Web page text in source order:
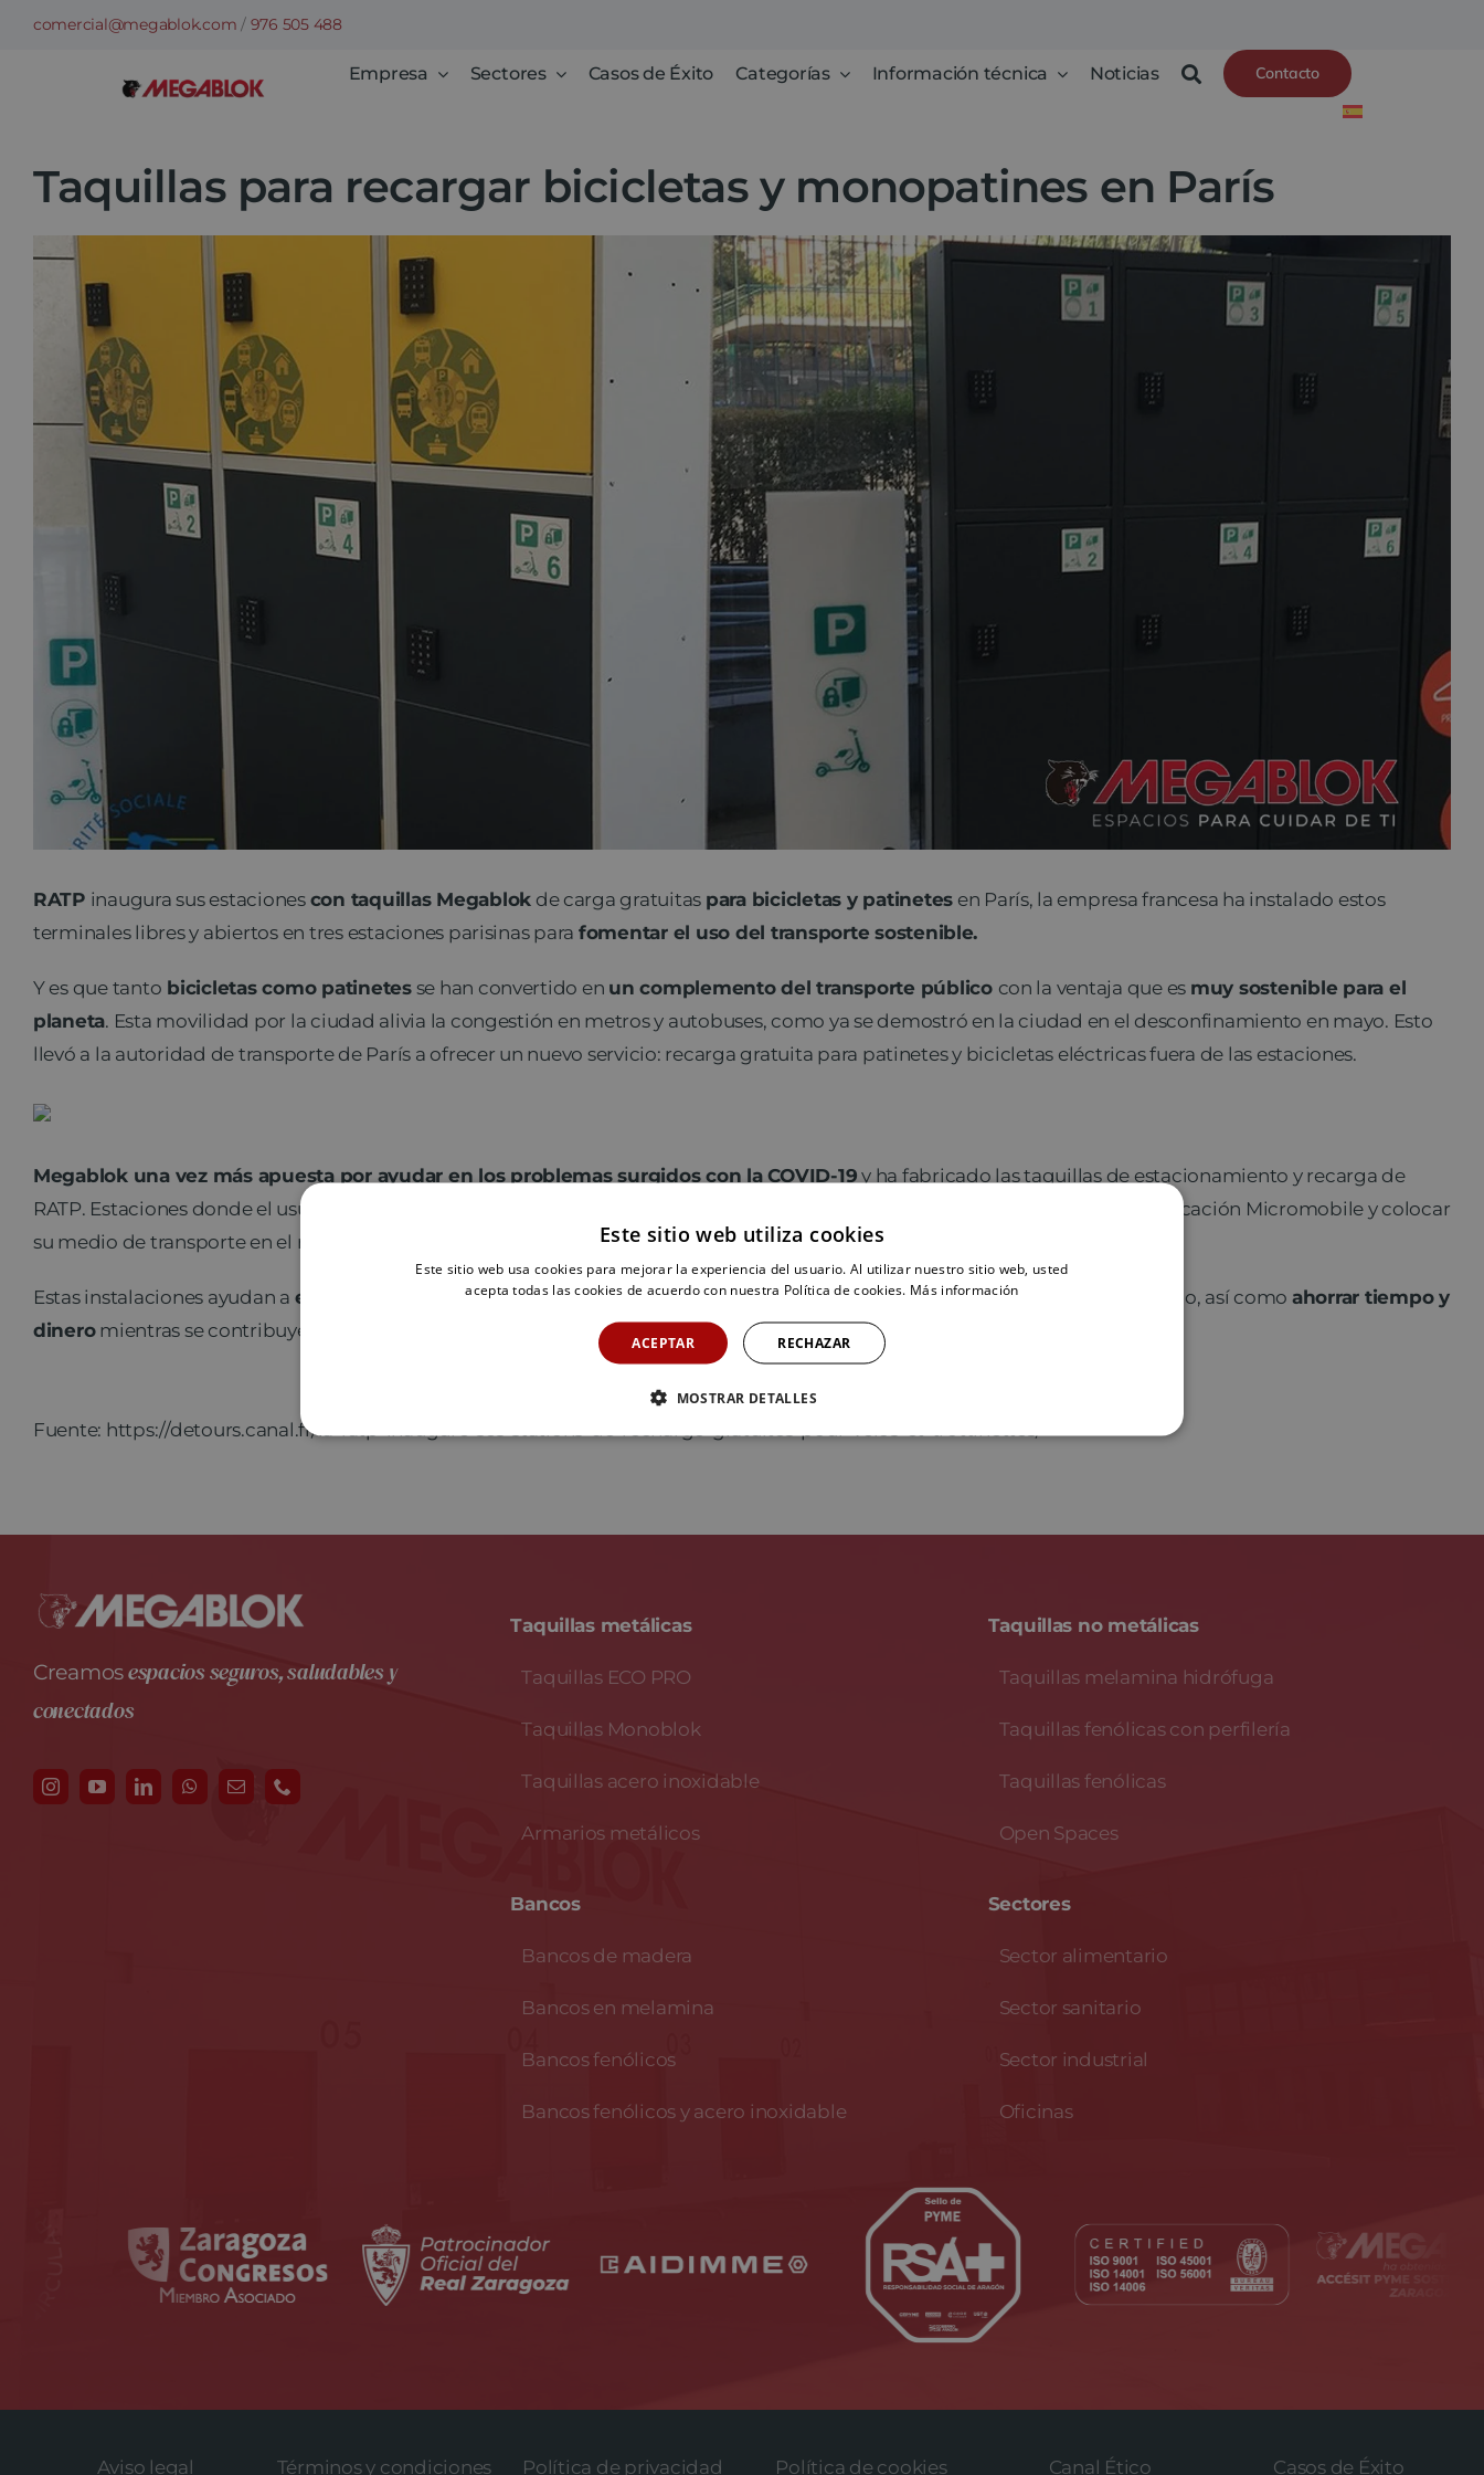
Saltarcomercial@megablok.com / 976 505 488
Empresa Sectores Casos de Éxito Categorías Información técnica Noticias Contacto
Taquillas para recargar bicicletas y monopatines en París
Ver
imagen
grande
RATP inaugura sus estaciones con taquillas Megablok de carga gratuitas para bicicletas y patinetes en París, la empresa francesa ha instalado estos
terminales libres y abiertos en tres estaciones parisinas para fomentar el uso del transporte sostenible.
Y es que tanto bicicletas como patinetesse han convertido en un complemento del transporte público con la ventaja que es muy sostenible para el
planeta. Esta movilidad por la ciudad alivia la congestión en metros y autobuses, como ya se demostró en la ciudad en el desconfinamiento en mayo. Esto
llevó a la autoridad de transporte de París a ofrecer un nuevo servicio: recarga gratuita para patinetes y bicicletas eléctricas fuera de las estaciones.
Megablok una vez más apuesta por ayudar en los problemas surgidos con la COVID-19 y ha fabricado las taquillas de estacionamiento y recarga de
RATP. Estaciones donde el usuario lo único que tiene que hacer es escanear un código QR a la llegada de la estación con la aplicación Micromobile y colocar
su medio de transporte en el rack correspondiente.
Estas instalaciones ayudan a eliminar tráfico excesivo dentro de la ciudad,evitar aglomeracionesdentro del transporte público, así como ahorrar tiempo y
dineromientras se contribuye al medio ambiente.
Fuente: https://detours.canal.fr/la-ratp-inaugure-ses-stations-de-recharge-gratuites-pour-velos-et-trottinettes/
Creamosespacios seguros, saludables y
conectados
Taquillas metálicas
Taquillas ECO PRO
Taquillas Monoblok
Taquillas acero inoxidable
Armarios metálicos
Bancos
Bancos de madera
Bancos en melamina
Bancos fenólicos
Bancos fenólicos y acero inoxidable
Taquillas no metálicas
Taquillas melamina hidrófuga
Taquillas fenólicas con perfilería
Taquillas fenólicas
Open Spaces
Sectores
Sector alimentario
Sector sanitario
Sector industrial
Oficinas
Aviso legal Términos y condiciones Política de privacidad Política de cookies Canal Ético Casos de Éxito
Este sitio web utiliza cookies
Este sitio web usa cookies para mejorar la experiencia del usuario. Al utilizar nuestro sitio web, usted
acepta todas las cookies de acuerdo con nuestra Política de cookies. Más información
ACEPTAR RECHAZAR
MOSTRAR DETALLES